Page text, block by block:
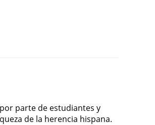
parte de estudiantes y
de la herencia hispana.